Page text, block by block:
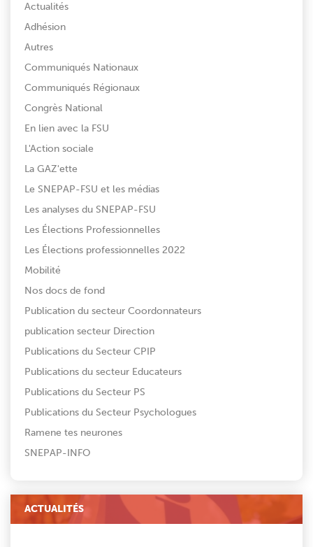
Actualités
Adhésion
Autres
Communiqués Nationaux
Communiqués Régionaux
Congrès National
En lien avec la FSU
L'Action sociale
La GAZ'ette
Le SNEPAP-FSU et les médias
Les analyses du SNEPAP-FSU
Les Élections Professionnelles
Les Élections professionnelles 2022
Mobilité
Nos docs de fond
Publication du secteur Coordonnateurs
publication secteur Direction
Publications du Secteur CPIP
Publications du secteur Educateurs
Publications du Secteur PS
Publications du Secteur Psychologues
Ramene tes neurones
SNEPAP-INFO
ACTUALITÉS